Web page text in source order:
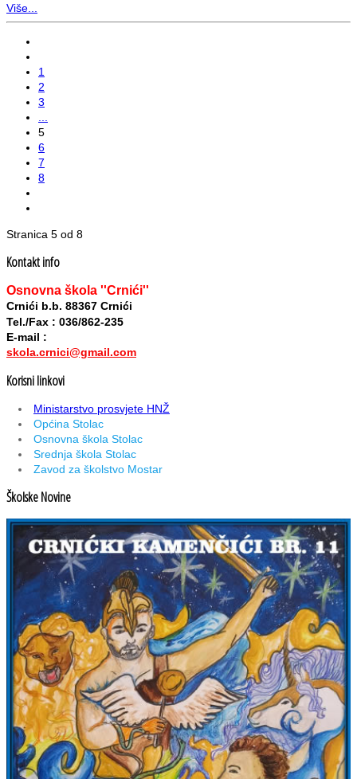
Više...
1
2
3
5
6
7
8
Stranica 5 od 8
Kontakt info
Osnovna škola ''Crnići''
Crnići b.b. 88367 Crnići
Tel./Fax : 036/862-235
E-mail :
skola.crnici@gmail.com
Korisni linkovi
Ministarstvo prosvjete HNŽ
Općina Stolac
Osnovna škola Stolac
Srednja škola Stolac
Zavod za školstvo Mostar
Školske Novine